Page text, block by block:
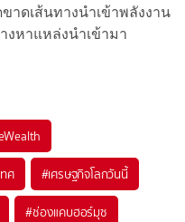
ดเส้นทางนำเข้าพลังงาน
งหาแหล่งนำเข้ามา
ศ #เศรษฐกิจโลกวันนี้
#ช่องแคบฮอร์มุซ